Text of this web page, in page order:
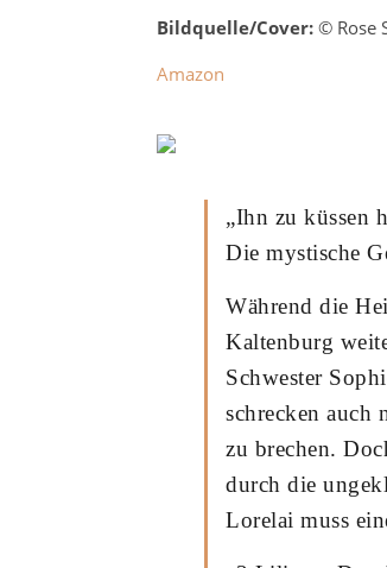
Bildquelle/Cover: © Rose
Amazon
„Ihn zu küssen
Die mystische
Während die
Kaltenburg
Schwester
schrecken auch
zu brechen.
durch die
Lorelai muss